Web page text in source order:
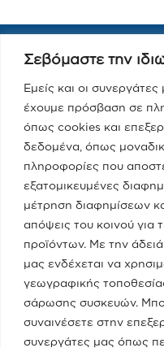
Σεβόμαστε την
Εμείς και οι
έχουμε πρόσβαση σε
όπως cookies και
δεδομένα, όπως
πληροφορίες που
εξατομικευμένες
μέτρηση διαφημίσεων
απόψεις του κοινού για
προϊόντων. Με την
μας ενδέχεται να
γεωγραφικής
σάρωσης συσκευών.
συναινέσετε στην
συνεργάτες μας όπως
Εγγραφείτε στο